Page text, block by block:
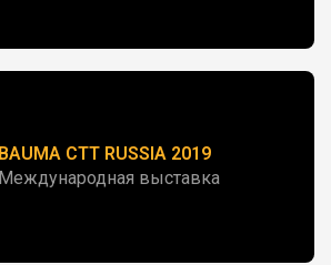
BAUMA CTT RUSSIA 2019
Международная выставка